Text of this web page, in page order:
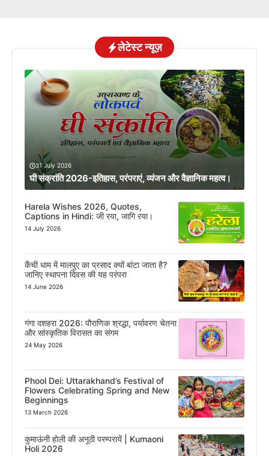
लेटेस्ट न्यूज़
31 July 2026
घी संक्रांति 2026-इतिहास, परंपराएं, व्यंजन और वैज्ञानिक महत्व।
Harela Wishes 2026, Quotes,
Captions in Hindi: जी रया, जागि रया।
14 July 2026
कैंची धाम में मालपुए का प्रसाद क्यों बांटा जाता है?
जानिए स्थापना दिवस की यह परंपरा
14 June 2026
गंगा दशहरा 2026: पौराणिक श्रद्धा, पर्यावरण चेतना
और सांस्कृतिक विरासत का संगम
24 May 2026
Phool Dei: Uttarakhand’s Festival of
Flowers Celebrating Spring and New
Beginnings
13 March 2026
कुमाऊंनी होली की अनूठी परम्परायें | Kumaoni
Holi 2026